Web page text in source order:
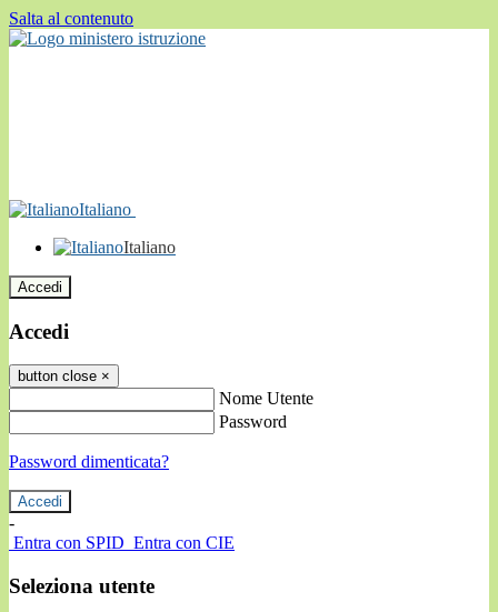
Salta al contenuto
Italiano
Italiano
Accedi
Accedi
button close ×
Nome Utente
Password
Password dimenticata?
-
Entra con SPID Entra con CIE
Seleziona utente